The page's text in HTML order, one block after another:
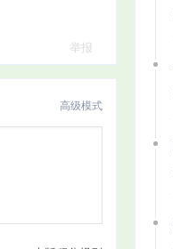
举报
高级模式